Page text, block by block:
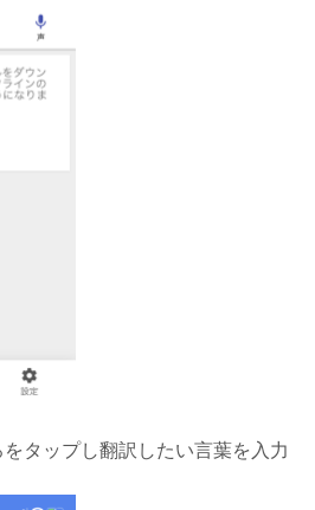
タップし翻訳したい言葉を入力